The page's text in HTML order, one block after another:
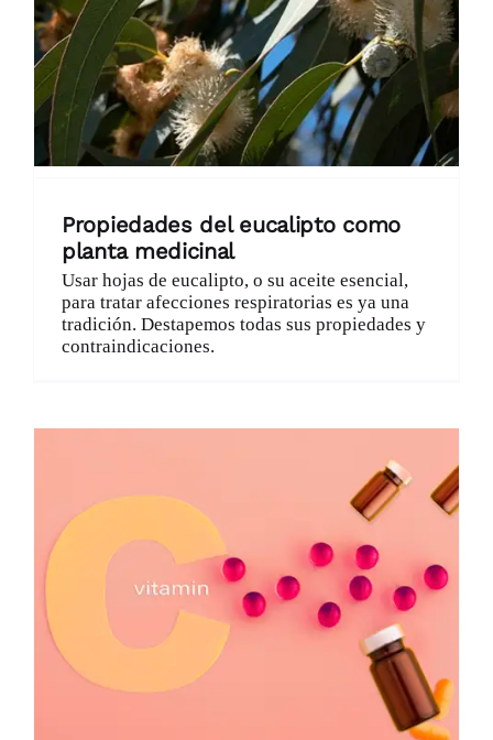
Propiedades del eucalipto como
planta medicinal
Usar hojas de eucalipto, o su aceite esencial,
para tratar afecciones respiratorias es ya una
tradición. Destapemos todas sus propiedades y
contraindicaciones.